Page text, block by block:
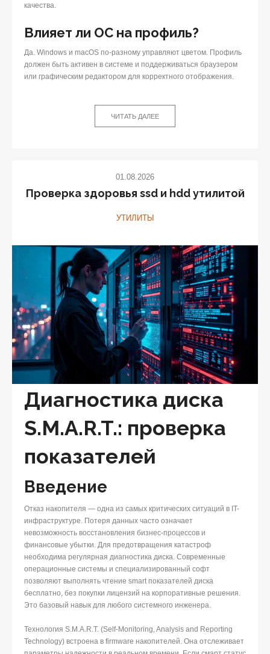
качества.
Влияет ли ОС на профиль?
Да. Windows и macOS по-разному управляют цветом. Профиль
должен быть активен в системе и поддерживаться браузером
или графическим редактором для корректного отображения.
ЧИТАТЬ ДАЛЕЕ
01.08.2026
Проверка здоровья ssd и hdd утилитой
УТИЛИТЫ
Диагностика диска
S.M.A.R.T.: проверка
показателей
Введение
Отказ накопителя — одна из самых критических ситуаций в IT-
инфраструктуре. Потеря данных часто означает
невозможность восстановления бизнес-процессов и
финансовые убытки. Для предотвращения катастроф
необходима регулярная диагностика диска. Современные
операционные системы и специализированный софт
позволяют выполнять чтение smart показателей диска
бесплатно, без покупки лицензий на корпоративные решения.
Это базовый навык для любого системного инженера.
Технология S.M.A.R.T. (Self-Monitoring, Analysis and Reporting
Technology) встроена в firmware накопителей. Она отслеживает